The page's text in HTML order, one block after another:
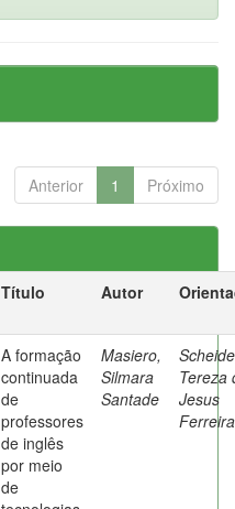
Anterior 1 Próximo
Título Autor
A formação
continuada
de
professores
de inglês
por meio
de
Masiero,
Silmara
Santade
Tereza
Jesus
Ferreira